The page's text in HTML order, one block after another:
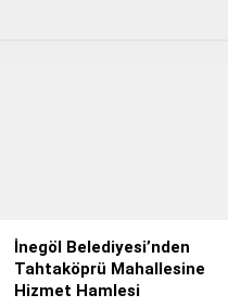
İnegöl Belediyesi’nden
Tahtaköprü Mahallesine
Hizmet Hamlesi